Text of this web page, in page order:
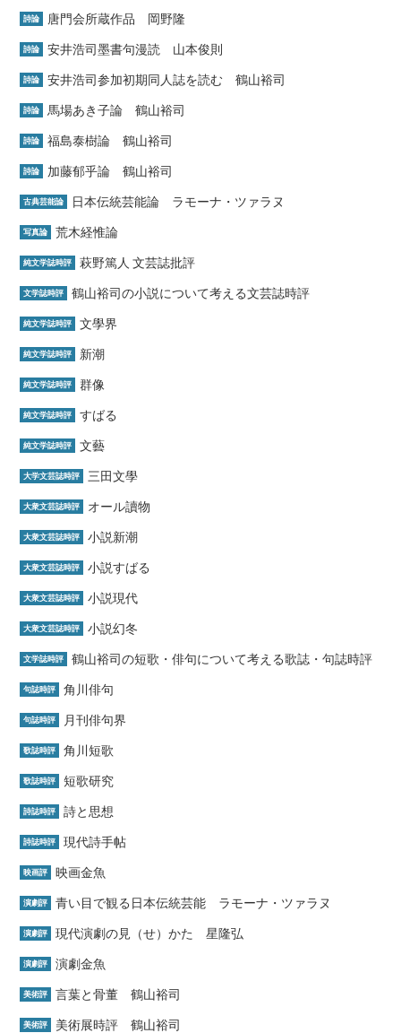
詩論 唐門会所蔵作品 岡野隆
詩論 安井浩司墨書句漫読 山本俊則
詩論 安井浩司参加初期同人誌を読む 鶴山裕司
詩論 馬場あき子論 鶴山裕司
詩論 福島泰樹論 鶴山裕司
詩論 加藤郁乎論 鶴山裕司
古典芸能論 日本伝統芸能論 ラモーナ・ツァラヌ
写真論 荒木経惟論
純文学誌時評 萩野篤人 文芸誌批評
文学誌時評 鶴山裕司の小説について考える文芸誌時評
純文学誌時評 文學界
純文学誌時評 新潮
純文学誌時評 群像
純文学誌時評 すばる
純文学誌時評 文藝
大学文芸誌時評 三田文學
大衆文芸誌時評 オール讀物
大衆文芸誌時評 小説新潮
大衆文芸誌時評 小説すばる
大衆文芸誌時評 小説現代
大衆文芸誌時評 小説幻冬
文学誌時評 鶴山裕司の短歌・俳句について考える歌誌・句誌時評
句誌時評 角川俳句
句誌時評 月刊俳句界
歌誌時評 角川短歌
歌誌時評 短歌研究
詩誌時評 詩と思想
詩誌時評 現代詩手帖
映画評 映画金魚
演劇評 青い目で観る日本伝統芸能 ラモーナ・ツァラヌ
演劇評 現代演劇の見（せ）かた 星隆弘
演劇評 演劇金魚
美術評 言葉と骨董 鶴山裕司
美術評 美術展時評 鶴山裕司